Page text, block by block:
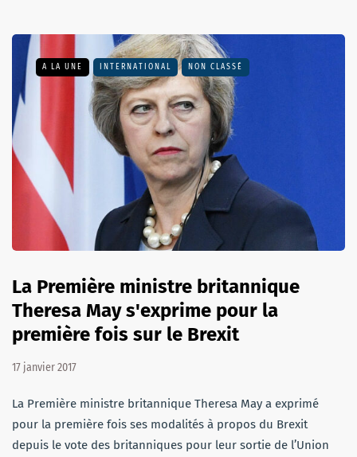
A LA UNE INTERNATIONAL NON CLASSÉ
La Première ministre britannique
Theresa May s'exprime pour la
première fois sur le Brexit
17 janvier 2017
La Première ministre britannique Theresa May a exprimé
pour la première fois ses modalités à propos du Brexit
depuis le vote des britanniques pour leur sortie de l’Union